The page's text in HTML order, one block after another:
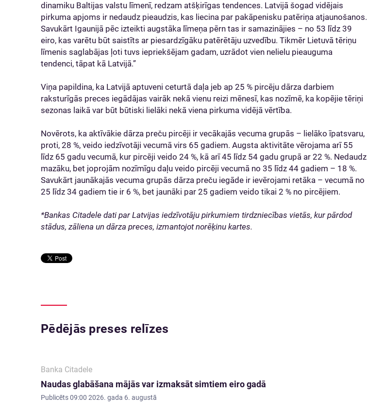
dinamiku Baltijas valstu līmenī, redzam atšķirīgas tendences. Latvijā šogad vidējais
pirkuma apjoms ir nedaudz pieaudzis, kas liecina par pakāpenisku patēriņa atjaunošanos.
Savukārt Igaunijā pēc izteikti augstāka līmeņa pērn tas ir samazinājies – no 53 līdz 39
eiro, kas varētu būt saistīts ar piesardzīgāku patērētāju uzvedību. Tikmēr Lietuvā tēriņu
līmenis saglabājas ļoti tuvs iepriekšējam gadam, uzrādot vien nelielu pieauguma
tendenci, tāpat kā Latvijā.”
Viņa papildina, ka Latvijā aptuveni ceturtā daļa jeb ap 25 % pircēju dārza darbiem
raksturīgās preces iegādājas vairāk nekā vienu reizi mēnesī, kas nozīmē, ka kopējie tēriņi
sezonas laikā var būt būtiski lielāki nekā viena pirkuma vidējā vērtība.
Novērots, ka aktīvākie dārza preču pircēji ir vecākajās vecuma grupās – lielāko īpatsvaru,
proti, 28 %, veido iedzīvotāji vecumā virs 65 gadiem. Augsta aktivitāte vērojama arī 55
līdz 65 gadu vecumā, kur pircēji veido 24 %, kā arī 45 līdz 54 gadu grupā ar 22 %. Nedaudz
mazāku, bet joprojām nozīmīgu daļu veido pircēji vecumā no 35 līdz 44 gadiem – 18 %.
Savukārt jaunākajās vecuma grupās dārza preču iegāde ir ievērojami retāka – vecumā no
25 līdz 34 gadiem tie ir 6 %, bet jaunāki par 25 gadiem veido tikai 2 % no pircējiem.
*Bankas Citadele dati par Latvijas iedzīvotāju pirkumiem tirdzniecības vietās, kur pārdod
stādus, zāliena un dārza preces, izmantojot norēķinu kartes.
Pēdējās preses relīzes
Banka Citadele
Naudas glabāšana mājās var izmaksāt simtiem eiro gadā
Publicēts09:00 2026. gada 6. augustā